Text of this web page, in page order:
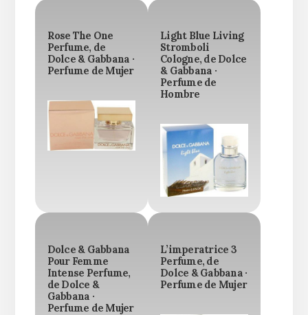
Rose The One
Perfume, de
Dolce & Gabbana ·
Perfume de Mujer
Light Blue Living
Stromboli
Cologne, de Dolce
& Gabbana ·
Perfume de
Hombre
Dolce & Gabbana
Pour Femme
Intense Perfume,
de Dolce &
Gabbana ·
Perfume de Mujer
L’imperatrice 3
Perfume, de
Dolce & Gabbana ·
Perfume de Mujer